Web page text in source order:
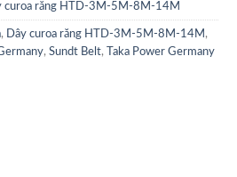
curoa răng HTD-3M-5M-8M-14M
, Dây curoa răng HTD-3M-5M-8M-14M ,
, Sundt Belt, Taka Power Germany